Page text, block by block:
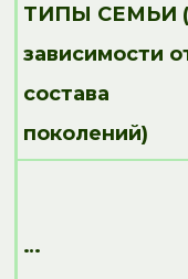
ТИПЫ СЕМЬИ
зависимости
состава
поколений)
…